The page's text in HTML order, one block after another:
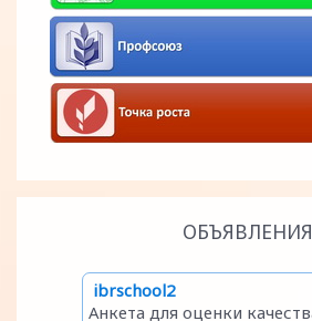
ОБЪЯВЛЕНИЯ